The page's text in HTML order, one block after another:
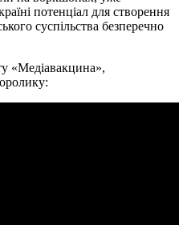
потенціал для створення
суспільства безперечно
«Медіавакцина»,